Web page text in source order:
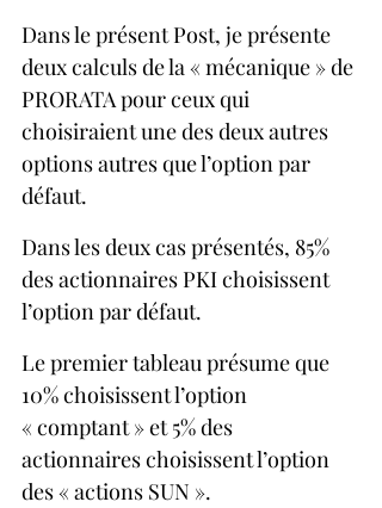
Dans le présent Post, je présente
deux calculs de la « mécanique » de
PRORATA pour ceux qui
choisiraient une des deux autres
options autres que l’option par
défaut.
Dans les deux cas présentés, 85%
des actionnaires PKI choisissent
l’option par défaut.
Le premier tableau présume que
10% choisissent l’option
« comptant » et 5% des
actionnaires choisissent l’option
des « actions SUN ».